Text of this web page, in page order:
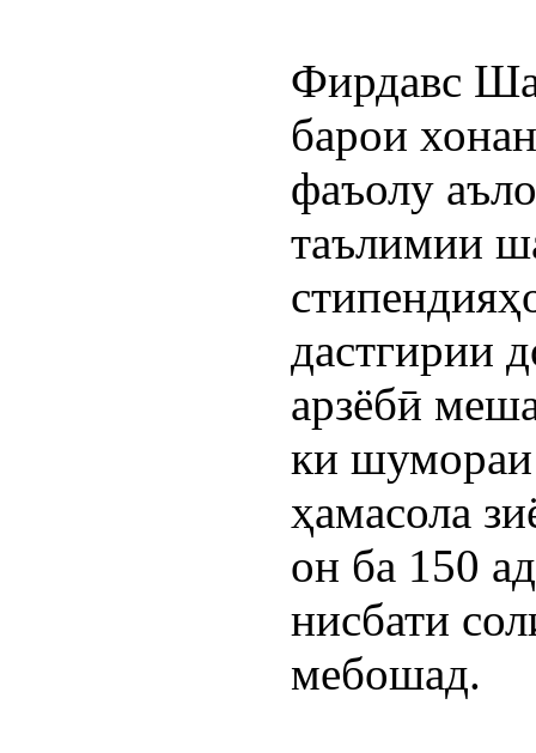
Фирдавс
барои
фаъолу
таълимии
дастгирии
арзёбӣ
ки
ҳамасола
он ба 150
нисбати
мебошад.